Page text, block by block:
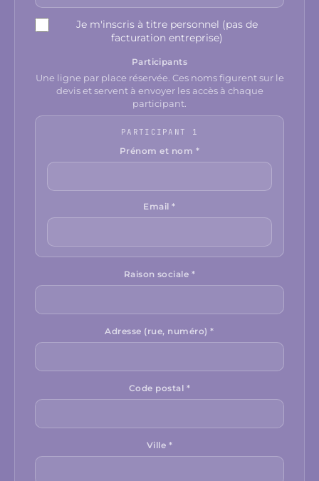
Je m'inscris à titre personnel (pas de
facturation entreprise)
Participants
Une ligne par place réservée. Ces noms figurent sur le
devis et servent à envoyer les accès à chaque
participant.
PARTICIPANT 1
Prénom et nom *
Email *
Raison sociale *
Adresse (rue, numéro) *
Code postal *
Ville *